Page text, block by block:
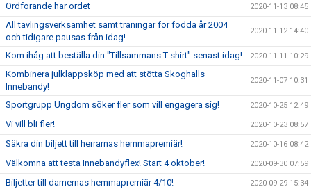
Ordförande har ordet 2020-11-13 08:45
All tävlingsverksamhet samt träningar för födda år 2004
och tidigare pausas från idag!
2020-11-12 14:40
Kom ihåg att beställa din "Tillsammans T-shirt" senast idag! 2020-11-11 10:29
Kombinera julklappsköp med att stötta Skoghalls
Innebandy!
2020-11-07 10:31
Sportgrupp Ungdom söker fler som vill engagera sig! 2020-10-25 12:49
Vi vill bli fler! 2020-10-23 08:57
Säkra din biljett till herrarnas hemmapremiär! 2020-10-16 08:42
Välkomna att testa Innebandyflex! Start 4 oktober! 2020-09-30 07:59
Biljetter till damernas hemmapremiär 4/10! 2020-09-29 15:34